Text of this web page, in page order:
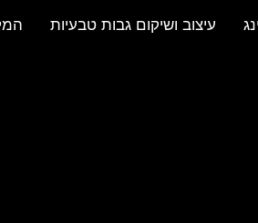
עיצוב ושיקום גבות טבעיות